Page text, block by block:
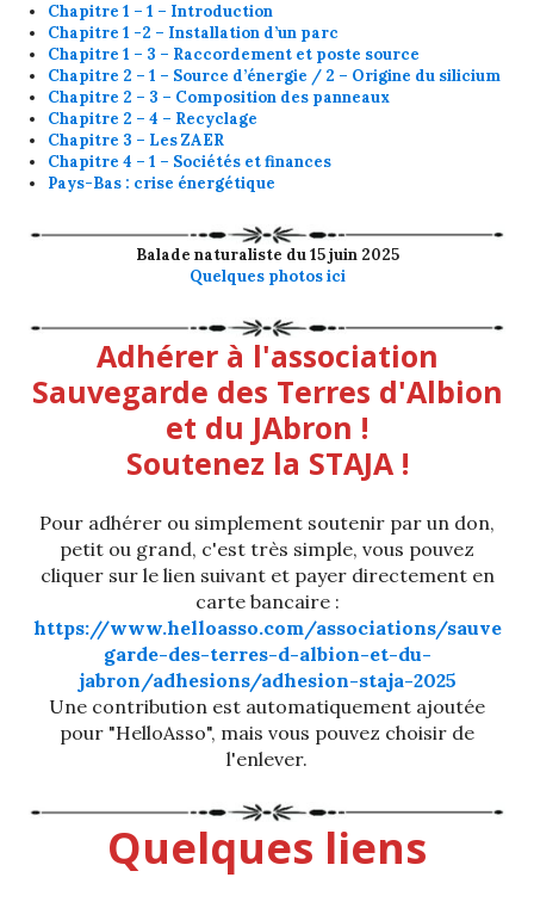
Chapitre 1 – 1 – Introduction
Chapitre 1 -2 – Installation d’un parc
Chapitre 1 – 3 – Raccordement et poste source
Chapitre 2 – 1 – Source d’énergie / 2 – Origine du silicium
Chapitre 2 – 3 – Composition des panneaux
Chapitre 2 – 4 – Recyclage
Chapitre 3 – Les ZAER
Chapitre 4 – 1 – Sociétés et finances
Pays-Bas : crise énergétique
Balade naturaliste du 15 juin 2025
Quelques photos ici
Adhérer à l'association
Sauvegarde des Terres d'Albion
et du JAbron !
Soutenez la STAJA !
Pour adhérer ou simplement soutenir par un don,
petit ou grand, c'est très simple, vous pouvez
cliquer sur le lien suivant et payer directement en
carte bancaire :
https://www.helloasso.com/associations/sauve
garde-des-terres-d-albion-et-du-
jabron/adhesions/adhesion-staja-2025
Une contribution est automatiquement ajoutée
pour "HelloAsso", mais vous pouvez choisir de
l'enlever.
Quelques liens